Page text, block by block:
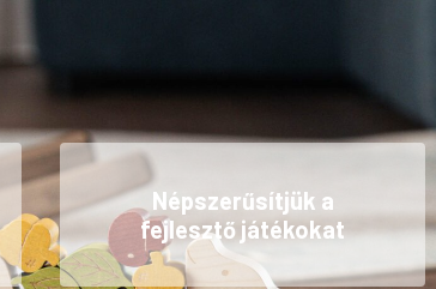
Népszerűsítjük a
fejlesztő játékokat